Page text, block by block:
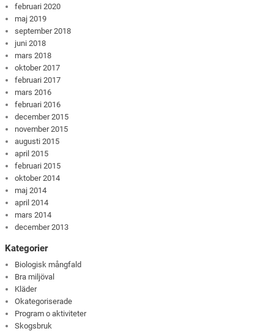
februari 2020
maj 2019
september 2018
juni 2018
mars 2018
oktober 2017
februari 2017
mars 2016
februari 2016
december 2015
november 2015
augusti 2015
april 2015
februari 2015
oktober 2014
maj 2014
april 2014
mars 2014
december 2013
Kategorier
Biologisk mångfald
Bra miljöval
Kläder
Okategoriserade
Program o aktiviteter
Skogsbruk